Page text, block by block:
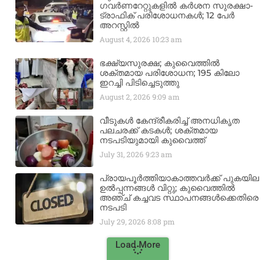
ഗവർണറേറ്റുകളിൽ കർശന സുരക്ഷാ-
ട്രാഫിക് പരിശോധനകൾ; 12 പേർ
അറസ്റ്റിൽ
August 4, 2026 10:23 am
ഭക്ഷ്യസുരക്ഷ; കുവൈത്തിൽ
ശക്തമായ പരിശോധന; 195 കിലോ
ഇറച്ചി പിടിച്ചെടുത്തു
August 2, 20269:09 am
വീടുകൾ കേന്ദ്രീകരിച്ച് അനധികൃത
പലചരക്ക് കടകൾ; ശക്തമായ
നടപടിയുമായി കുവൈത്ത്
July 31, 20269:23 am
പ്രായപൂർത്തിയാകാത്തവർക്ക് പുകയില
ഉൽപ്പന്നങ്ങൾ വിറ്റു; കുവൈത്തിൽ
അഞ്ച് കച്ചവട സ്ഥാപനങ്ങൾക്കെതിരെ
നടപടി
July 29, 20268:08 pm
Load More